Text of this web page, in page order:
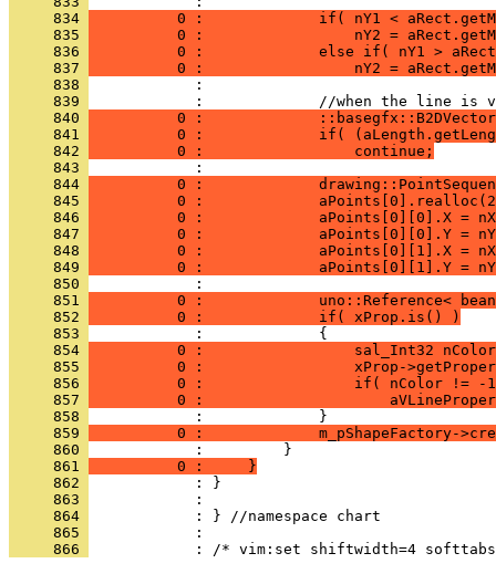
     834
0 :             if( nY1 <
     835
0 :                 nY2 =
     836
0 :             else if( nY1 >
     837
0 :                 nY2 =
     838
     839
     840
0 :
     841
0 :             if(
     842
          0 :                 continue;
     843
     844
0 :
     845
0 :
     846
0 :             aPoints[0][0].X =
     847
0 :             aPoints[0][0].Y =
     848
0 :             aPoints[0][1].X =
     849
0 :             aPoints[0][1].Y =
     850
     851
0 :             uno::Reference<
     852
          0 :             if( xProp.is() )
     853
     854
0 :                 sal_Int32
     855
0 :                 xProp-
     856
0 :                 if( nColor !=
     857
0 :
     858
     859
0 :             m_pShapeFactory-
     860
     861
          0 :     }
     862
     863
     864
     865
     866